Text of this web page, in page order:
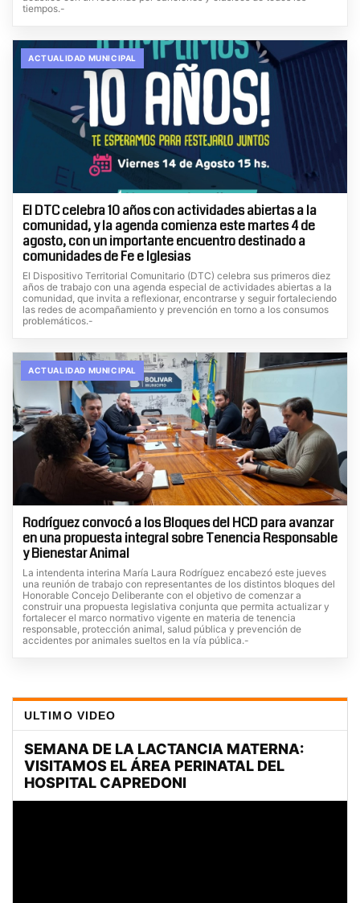
tiempos.-
ACTUALIDAD MUNICIPAL
El DTC celebra 10 años con actividades abiertas a la
comunidad, y la agenda comienza este martes 4 de
agosto, con un importante encuentro destinado a
comunidades de Fe e Iglesias
El Dispositivo Territorial Comunitario (DTC) celebra sus primeros diez
años de trabajo con una agenda especial de actividades abiertas a la
comunidad, que invita a reflexionar, encontrarse y seguir fortaleciendo
las redes de acompañamiento y prevención en torno a los consumos
problemáticos.-
ACTUALIDAD MUNICIPAL
Rodríguez convocó a los Bloques del HCD para avanzar
en una propuesta integral sobre Tenencia Responsable
y Bienestar Animal
La intendenta interina María Laura Rodríguez encabezó este jueves
una reunión de trabajo con representantes de los distintos bloques del
Honorable Concejo Deliberante con el objetivo de comenzar a
construir una propuesta legislativa conjunta que permita actualizar y
fortalecer el marco normativo vigente en materia de tenencia
responsable, protección animal, salud pública y prevención de
accidentes por animales sueltos en la vía pública.-
ULTIMO VIDEO